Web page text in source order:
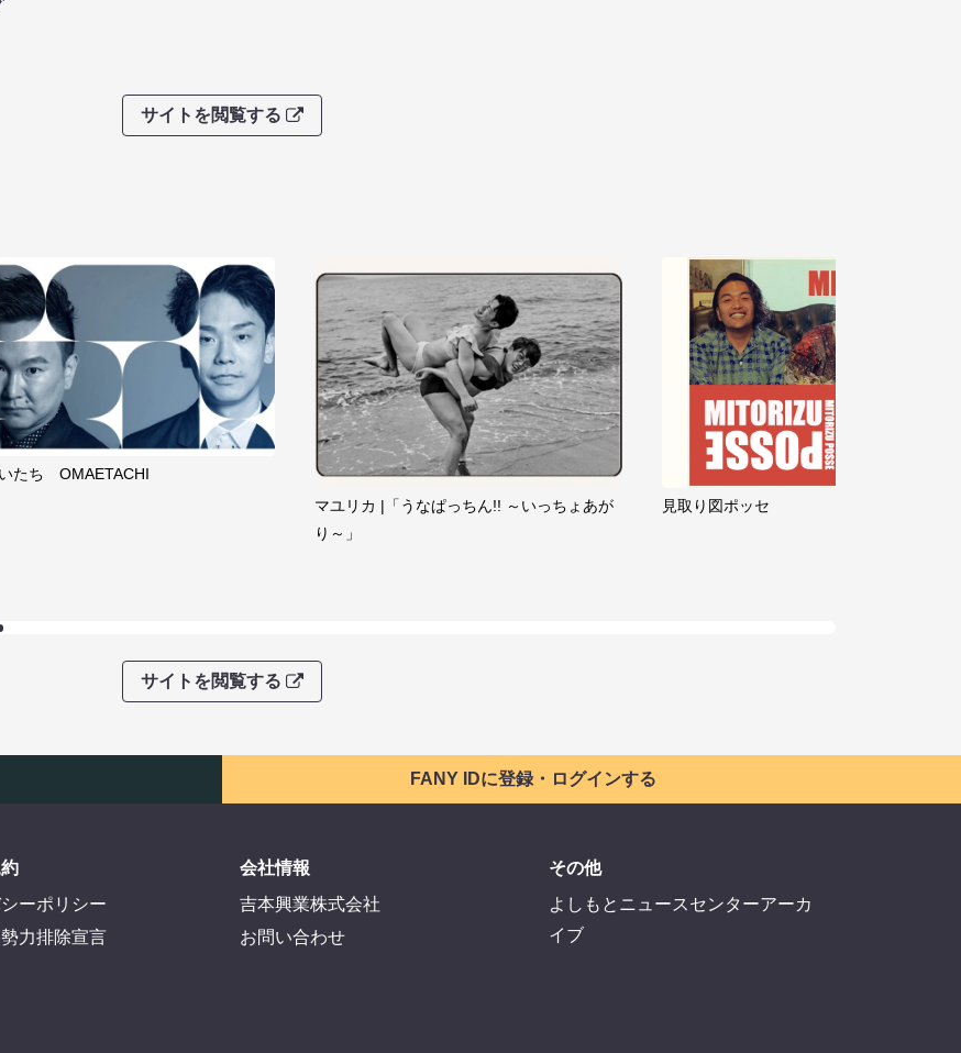
サイトを閲覧する
たち OMAETACHI
マユリカ |「うなぱっちん!! ～いっちょあが
り～」
見取り図ポッセ
サイトを閲覧する
FANY IDに登録・ログインする
ーポリシー
力排除宣言
会社情報
吉本興業株式会社
お問い合わせ
その他
よしもとニュースセンターアーカ
イブ